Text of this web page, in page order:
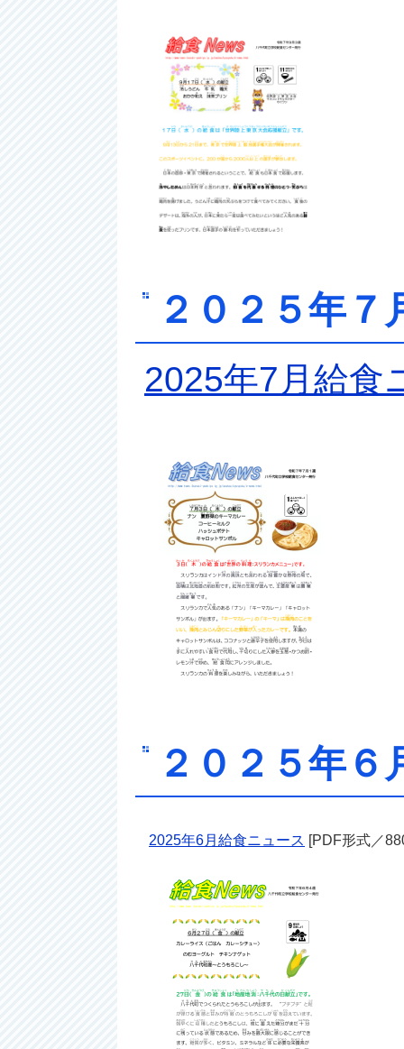
２０２５年７
2025年7月給食
２０２５年
2025年6月給食ニュース [PDF形式／